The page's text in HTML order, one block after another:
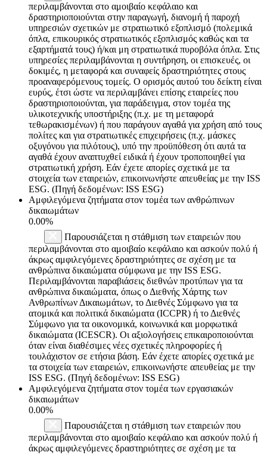
περιλαμβάνονται στο αμοιβαίο κεφάλαιο και
δραστηριοποιούνται στην παραγωγή, διανομή ή παροχή
υπηρεσιών σχετικών με στρατιωτικό εξοπλισμό (πολεμικά
όπλα, επικουρικός στρατιωτικός εξοπλισμός καθώς και τα
εξαρτήματά τους) ή/και μη στρατιωτικά πυροβόλα όπλα. Στις
υπηρεσίες περιλαμβάνονται η συντήρηση, οι επισκευές, οι
δοκιμές, η μεταφορά και συναφείς δραστηριότητες στους
προαναφερόμενους τομείς. Ο ορισμός αυτού του δείκτη είναι
ευρύς, έτσι ώστε να περιλαμβάνει επίσης εταιρείες που
δραστηριοποιούνται, για παράδειγμα, στον τομέα της
υλικοτεχνικής υποστήριξης (π.χ. με τη μεταφορά
τεθωρακισμένων) ή που παράγουν αγαθά για χρήση από τους
πολίτες και για στρατιωτικές επιχειρήσεις (π.χ. μάσκες
οξυγόνου για πιλότους), υπό την προϋπόθεση ότι αυτά τα
αγαθά έχουν αναπτυχθεί ειδικά ή έχουν τροποποιηθεί για
στρατιωτική χρήση. Εάν έχετε απορίες σχετικά με τα
στοιχεία των εταιρειών, επικοινωνήστε απευθείας με την ISS
ESG. (Πηγή δεδομένων: ISS ESG)
Αμφιλεγόμενα ζητήματα στον τομέα των ανθρώπινων
δικαιωμάτων
0.00%
Παρουσιάζεται η στάθμιση των εταιρειών που
περιλαμβάνονται στο αμοιβαίο κεφάλαιο και ασκούν πολύ ή
άκρως αμφιλεγόμενες δραστηριότητες σε σχέση με τα
ανθρώπινα δικαιώματα σύμφωνα με την ISS ESG.
Περιλαμβάνονται παραβιάσεις διεθνών προτύπων για τα
ανθρώπινα δικαιώματα, όπως ο Διεθνής Χάρτης των
Ανθρωπίνων Δικαιωμάτων, το Διεθνές Σύμφωνο για τα
ατομικά και πολιτικά δικαιώματα (ICCPR) ή το Διεθνές
Σύμφωνο για τα οικονομικά, κοινωνικά και μορφωτικά
δικαιώματα (ICESCR). Οι αξιολογήσεις επικαιροποιούνται
όταν είναι διαθέσιμες νέες σχετικές πληροφορίες ή
τουλάχιστον σε ετήσια βάση. Εάν έχετε απορίες σχετικά με
τα στοιχεία των εταιρειών, επικοινωνήστε απευθείας με την
ISS ESG. (Πηγή δεδομένων: ISS ESG)
Αμφιλεγόμενα ζητήματα στον τομέα των εργασιακών
δικαιωμάτων
0.00%
Παρουσιάζεται η στάθμιση των εταιρειών που
περιλαμβάνονται στο αμοιβαίο κεφάλαιο και ασκούν πολύ ή
άκρως αμφιλεγόμενες δραστηριότητες σε σχέση με τα